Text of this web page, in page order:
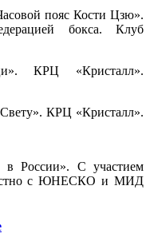
пояс Кости Цзю».
бокса. Клуб
КРЦ «Кристалл».
КРЦ «Кристалл».
России». С участием
с ЮНЕСКО и МИД